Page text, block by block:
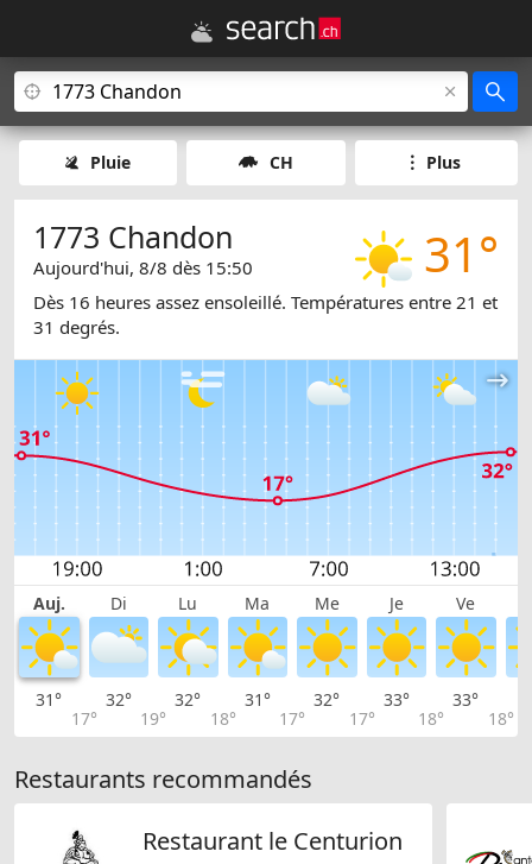
Pluie CH Plus
31°
1773 Chandon
Aujourd'hui, 8/8 dès 15:50
Dès 16 heures assez ensoleillé. Températures entre 21 et
31 degrés.
Auj. Di Lu Ma Me Je Ve
31°
17°
32°
19°
32°
18°
31°
17°
32°
17°
33°
18°
33°
18°
Restaurants recommandés
Restaurant le Centurion